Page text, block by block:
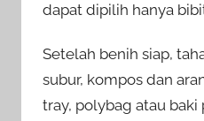
dapat dipilih hanya
Setelah benih siap,
subur, kompos dan
tray, polybag atau